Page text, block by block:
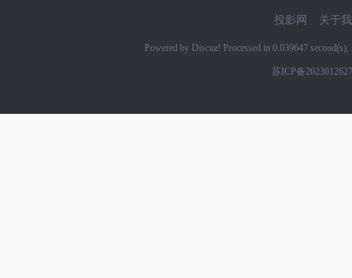
投影网 关于
Powered by Discuz! Processed in 0.039647
苏ICP备